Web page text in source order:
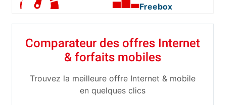
Freebox
Comparateur des offres Internet
& forfaits mobiles
Trouvez la meilleure offre Internet & mobile
en quelques clics